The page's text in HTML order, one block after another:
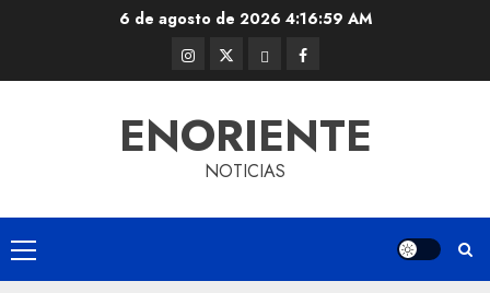
6 de agosto de 2026 4:16:59 AM
Instagram
@EnOriente
Twitter
(X)
ThreadsFacebook
ENORIENTE
NOTICIAS
Primary
Menu